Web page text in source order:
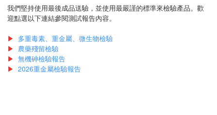
我們堅持使用最後成品送驗，並使用最嚴謹的標準來檢驗產品。歡
迎點選以下連結參閱測試報告內容。
▶ 多重毒素、重金屬、微生物檢驗
▶ 農藥殘留檢驗
▶ 無機砷檢驗報告
▶ 2026重金屬檢驗報告